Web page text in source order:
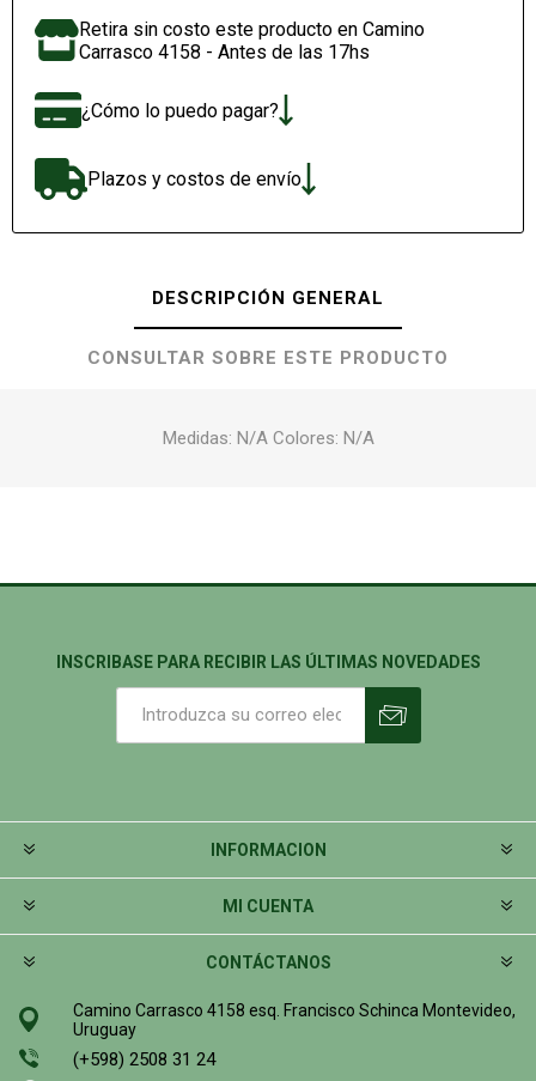
Retira sin costo este producto en Camino
Carrasco 4158 - Antes de las 17hs
¿Cómo lo puedo pagar?
Plazos y costos de envío
DESCRIPCIÓN GENERAL
CONSULTAR SOBRE ESTE PRODUCTO
Medidas: N/A Colores: N/A
INSCRIBASE PARA RECIBIR LAS ÚLTIMAS NOVEDADES
INFORMACION
MI CUENTA
CONTÁCTANOS
Camino Carrasco 4158 esq. Francisco Schinca Montevideo,
Uruguay
(+598) 2508 31 24